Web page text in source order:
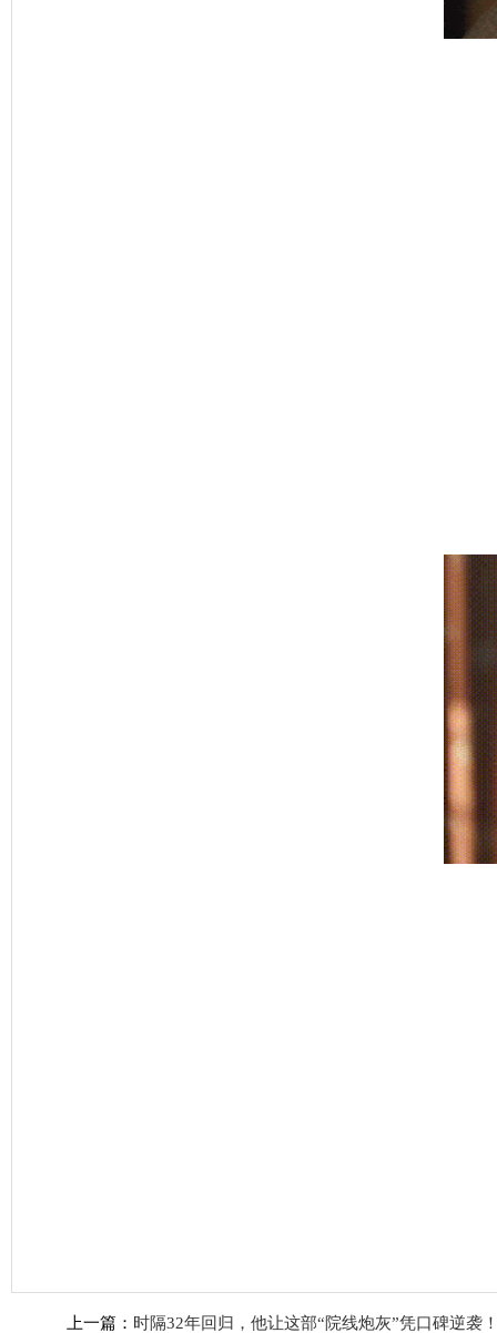
上一篇： 时隔32年回归，他让这部“院线炮灰”凭口碑逆袭